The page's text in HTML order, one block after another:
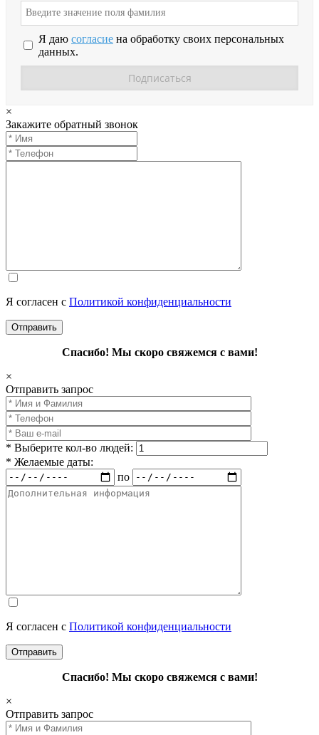
Я даю согласие на обработку своих персональных
данных.
×
Закажите обратный звонок
Я согласен с Политикой конфиденциальности
Спасибо! Мы скоро свяжемся с вами!
×
Отправить запрос
* Выберите кол-во людей:
* Желаемые даты:
по
Я согласен с Политикой конфиденциальности
Спасибо! Мы скоро свяжемся с вами!
×
Отправить запрос